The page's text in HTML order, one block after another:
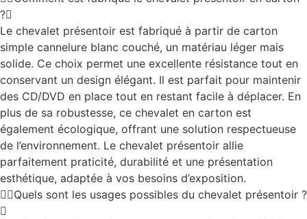
?
Le chevalet présentoir est fabriqué à partir de carton
simple cannelure blanc couché, un matériau léger mais
solide. Ce choix permet une excellente résistance tout en
conservant un design élégant. Il est parfait pour maintenir
des CD/DVD en place tout en restant facile à déplacer. En
plus de sa robustesse, ce chevalet en carton est
également écologique, offrant une solution respectueuse
de l’environnement. Le chevalet présentoir allie
parfaitement praticité, durabilité et une présentation
esthétique, adaptée à vos besoins d’exposition.
Quels sont les usages possibles du chevalet présentoir ?